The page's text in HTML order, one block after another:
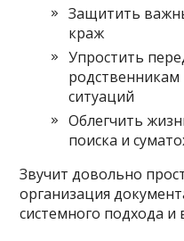
Защитить
краж
Упростить
родственникам
ситуаций
Облегчить
поиска и
Звучит довольно
организация
системного подхода и